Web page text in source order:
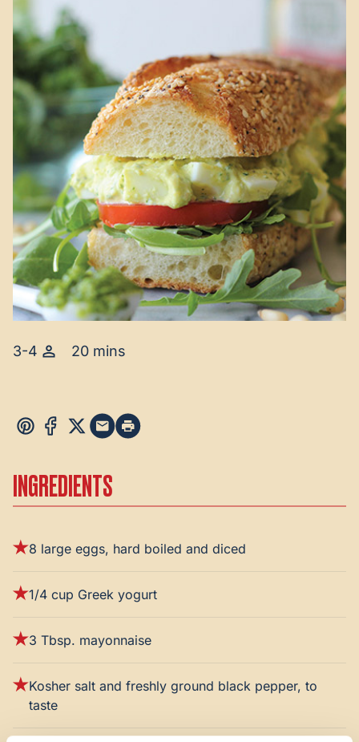
3-4 20 mins
INGREDIENTS
8 large eggs, hard boiled and diced
1/4 cup Greek yogurt
3 Tbsp. mayonnaise
Kosher salt and freshly ground black pepper, to
taste